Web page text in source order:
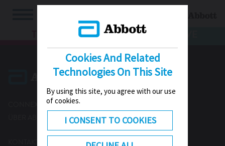
Cookies And Related
Technologies On This Site
By using this site, you agree with our use
of cookies.
I CONSENT TO COOKIES
HUB